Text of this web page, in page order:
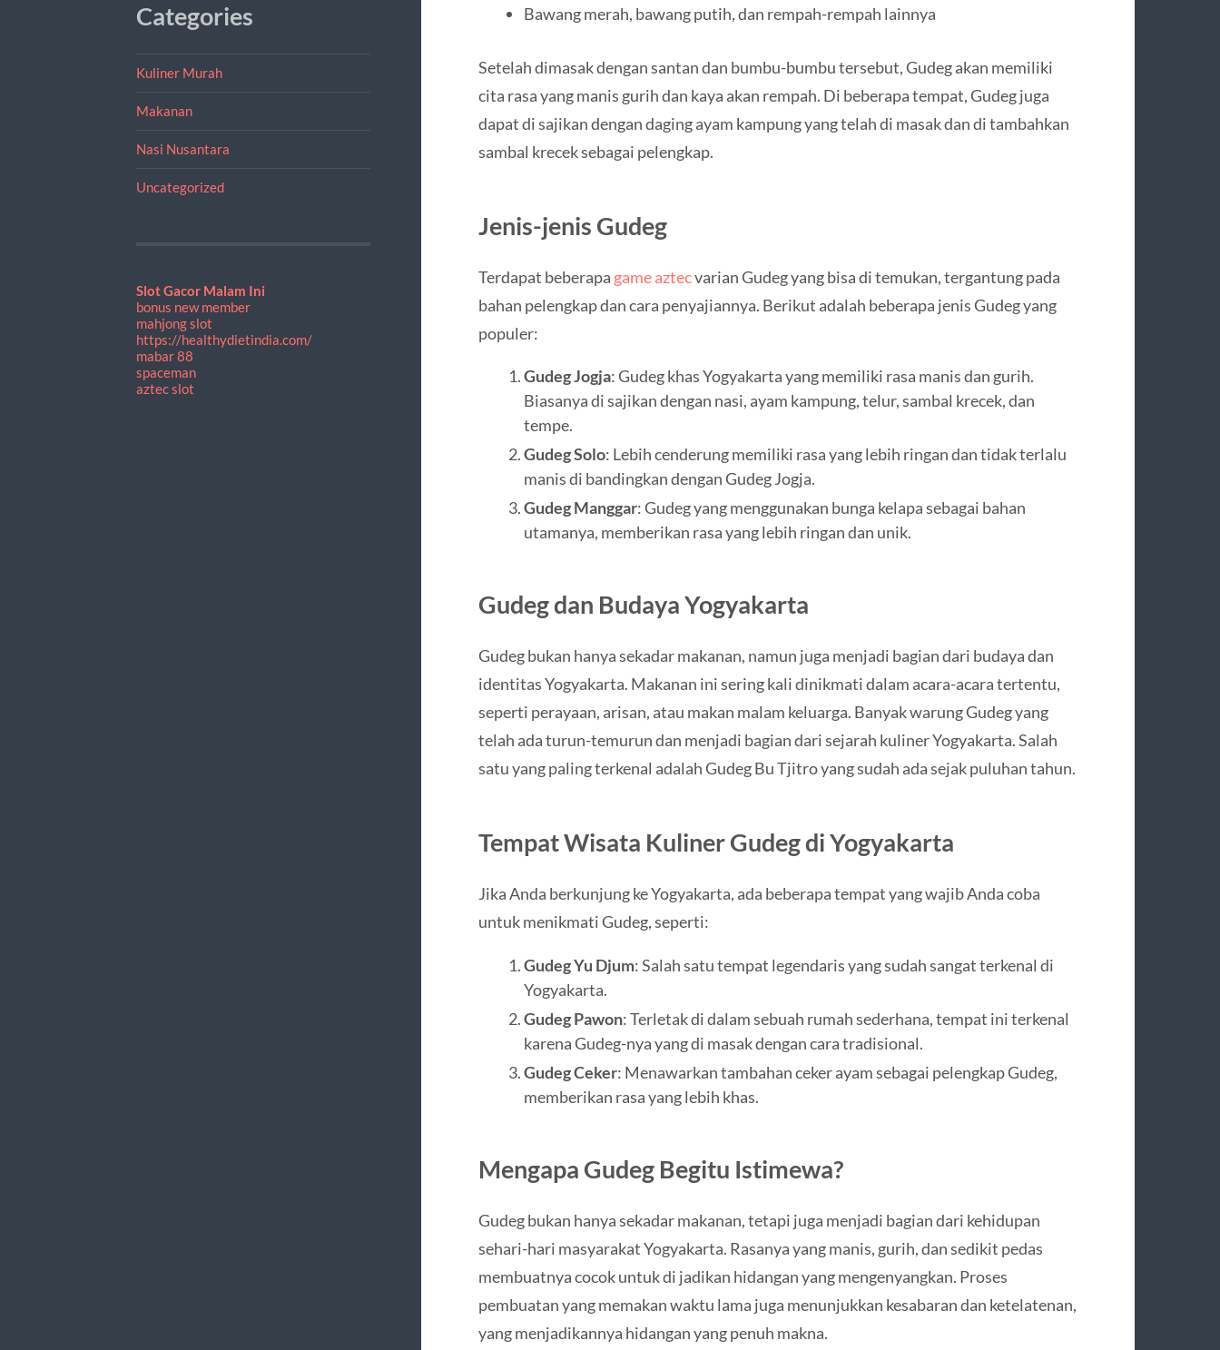
Categories
Kuliner Murah
Makanan
Nasi Nusantara
Uncategorized
Slot Gacor Malam Ini
bonus new member
mahjong slot
https://healthydietindia.com/
mabar 88
spaceman
aztec slot
Bawang merah, bawang putih, dan rempah-rempah lainnya
Setelah dimasak dengan santan dan bumbu-bumbu tersebut, Gudeg akan memiliki
cita rasa yang manis gurih dan kaya akan rempah. Di beberapa tempat, Gudeg juga
dapat di sajikan dengan daging ayam kampung yang telah di masak dan di tambahkan
sambal krecek sebagai pelengkap.
Jenis-jenis Gudeg
Terdapat beberapa game aztecvarian Gudeg yang bisa di temukan, tergantung pada
bahan pelengkap dan cara penyajiannya. Berikut adalah beberapa jenis Gudeg yang
populer:
Gudeg Jogja: Gudeg khas Yogyakarta yang memiliki rasa manis dan gurih.
Biasanya di sajikan dengan nasi, ayam kampung, telur, sambal krecek, dan
tempe.
Gudeg Solo: Lebih cenderung memiliki rasa yang lebih ringan dan tidak terlalu
manis di bandingkan dengan Gudeg Jogja.
Gudeg Manggar: Gudeg yang menggunakan bunga kelapa sebagai bahan
utamanya, memberikan rasa yang lebih ringan dan unik.
Gudeg dan Budaya Yogyakarta
Gudeg bukan hanya sekadar makanan, namun juga menjadi bagian dari budaya dan
identitas Yogyakarta. Makanan ini sering kali dinikmati dalam acara-acara tertentu,
seperti perayaan, arisan, atau makan malam keluarga. Banyak warung Gudeg yang
telah ada turun-temurun dan menjadi bagian dari sejarah kuliner Yogyakarta. Salah
satu yang paling terkenal adalah Gudeg Bu Tjitro yang sudah ada sejak puluhan tahun.
Tempat Wisata Kuliner Gudeg di Yogyakarta
Jika Anda berkunjung ke Yogyakarta, ada beberapa tempat yang wajib Anda coba
untuk menikmati Gudeg, seperti:
Gudeg Yu Djum: Salah satu tempat legendaris yang sudah sangat terkenal di
Yogyakarta.
Gudeg Pawon: Terletak di dalam sebuah rumah sederhana, tempat ini terkenal
karena Gudeg-nya yang di masak dengan cara tradisional.
Gudeg Ceker: Menawarkan tambahan ceker ayam sebagai pelengkap Gudeg,
memberikan rasa yang lebih khas.
Mengapa Gudeg Begitu Istimewa?
Gudeg bukan hanya sekadar makanan, tetapi juga menjadi bagian dari kehidupan
sehari-hari masyarakat Yogyakarta. Rasanya yang manis, gurih, dan sedikit pedas
membuatnya cocok untuk di jadikan hidangan yang mengenyangkan. Proses
pembuatan yang memakan waktu lama juga menunjukkan kesabaran dan ketelatenan,
yang menjadikannya hidangan yang penuh makna.